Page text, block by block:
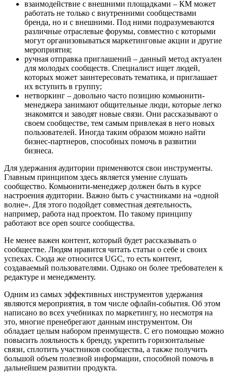
взаимодействие с внешними площадками – КМ может
работать не только с внутренними сообществами
бренда, но и с внешними. Под ними подразумеваются
различные отраслевые форумы, совместно с которыми
могут организовываться маркетинговые акции и другие
мероприятия;
ручная отправка приглашений – данный метод актуален
для молодых сообществ. Специалист ищет людей,
которых может заинтересовать тематика, и приглашает
их вступить в группу;
нетворкинг – довольно часто позицию комьюнити-
менеджера занимают общительные люди, которые легко
знакомятся и заводят новые связи. Они рассказывают о
своем сообществе, тем самым привлекая в него новых
пользователей. Иногда таким образом можно найти
бизнес-партнеров, способных помочь в развитии
бизнеса.
Для удержания аудитории применяются свои инструменты.
Главным принципом здесь является умение слушать
сообщество. Комьюнити-менеджер должен быть в курсе
настроения аудитории. Важно быть с участниками на «одной
волне». Для этого подойдет совместная деятельность,
например, работа над проектом. По такому принципу
работают все open source сообщества.
Не менее важен контент, который будет рассказывать о
сообществе. Людям нравится читать статьи о себе и своих
успехах. Сюда же относится UGC, то есть контент,
создаваемый пользователями. Однако он более требователен к
редактуре и менеджменту.
Одним из самых эффективных инструментов удержания
являются мероприятия, в том числе офлайн-события. Об этом
написано во всех учебниках по маркетингу, но несмотря на
это, многие пренебрегают данным инструментом. Он
обладает целым набором преимуществ. С его помощью можно
повысить лояльность к бренду, укрепить горизонтальные
связи, сплотить участников сообщества, а также получить
большой объем полезной информации, способной помочь в
дальнейшем развитии продукта.